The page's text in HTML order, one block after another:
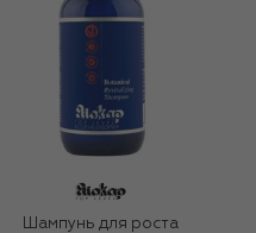
Шампунь для роста